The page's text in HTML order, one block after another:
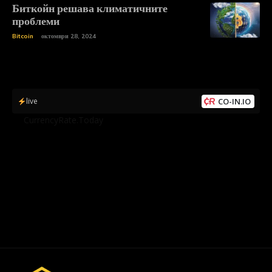
Биткойн решава климатичните
проблеми
Bitcoin октомври 28, 2024
live CO-IN.IO